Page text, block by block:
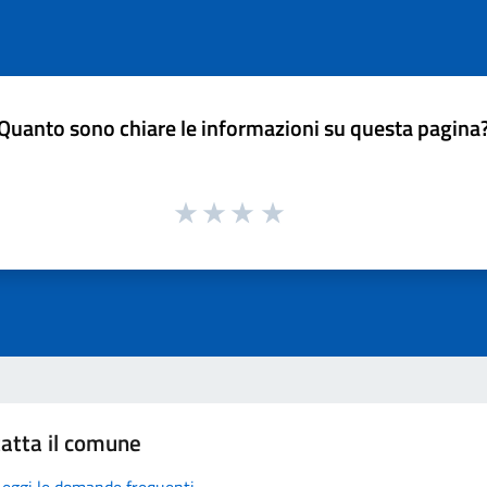
sono chiare le informazioni su questa
il comune